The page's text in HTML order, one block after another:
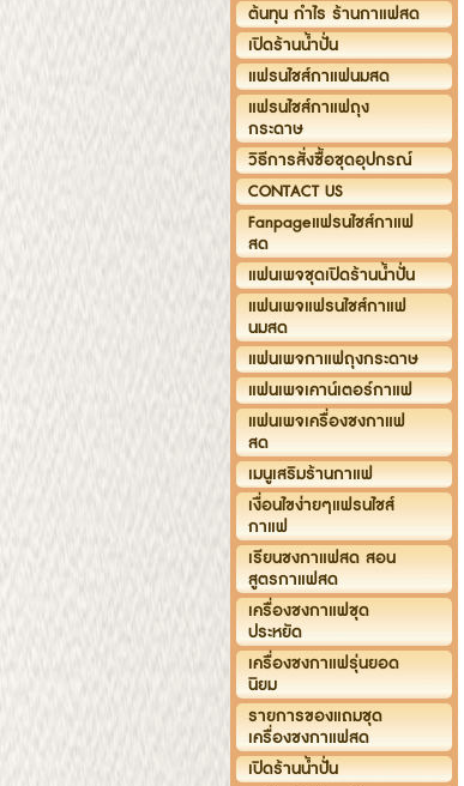
ต้นทุน กำไร ร้านกาแฟสด
เปิดร้านน้ำปั่น
แฟรนไชส์กาแฟนมสด
แฟรนไชส์กาแฟถุง
กระดาษ
วิธีการสั่งซื้อชุดอุปกรณ์
CONTACT US
Fanpageแฟรนไชส์กาแฟ
สด
แฟนเพจชุดเปิดร้านน้ำปั่น
แฟนเพจแฟรนไชส์กาแฟ
นมสด
แฟนเพจกาแฟถุงกระดาษ
แฟนเพจเคาน์เตอร์กาแฟ
แฟนเพจเครื่องชงกาแฟ
สด
เมนูเสริมร้านกาแฟ
เงื่อนไขง่ายๆแฟรนไชส์
กาแฟ
เรียนชงกาแฟสด สอน
สูตรกาแฟสด
เครื่องชงกาแฟชุด
ประหยัด
เครื่องชงกาแฟรุ่นยอด
นิยม
รายการของแถมชุด
เครื่องชงกาแฟสด
เปิดร้านน้ำปั่น